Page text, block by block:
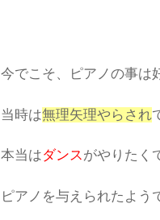
今でこそ、ピアノの事は
当時は無理矢理やらされ
本当はダンスがやりたく
ピアノを与えられたよう